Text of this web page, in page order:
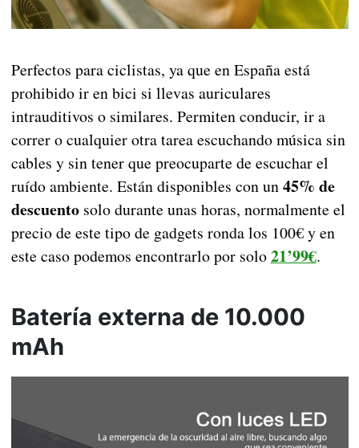
Perfectos para ciclistas, ya que en España está
prohibido ir en bici si llevas auriculares
intrauditivos o similares. Permiten conducir, ir a
correr o cualquier otra tarea escuchando música sin
cables y sin tener que preocuparte de escuchar el
ruído ambiente. Están disponibles con un45% de
descuentosolo durante unas horas, normalmente el
precio de este tipo de gadgets ronda los 100€ y en
este caso podemos encontrarlo por solo21’99€.
Batería externa de 10.000
mAh